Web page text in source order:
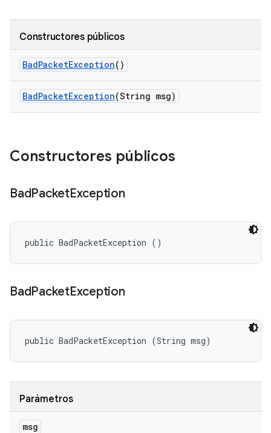
Constructores públicos
BadPacketException()
BadPacketException(String msg)
Constructores públicos
BadPacketException
public BadPacketException ()
BadPacketException
public BadPacketException (String msg)
Parámetros
msg